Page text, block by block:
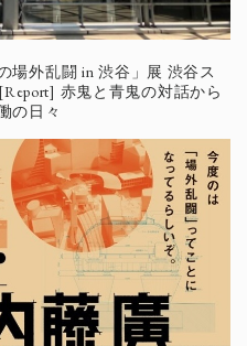
場外乱闘 in 渋谷」展 渋谷ス
赤鬼と青鬼の対話から
の日々